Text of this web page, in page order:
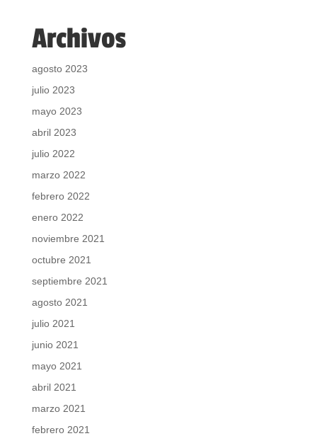
Archivos
agosto 2023
julio 2023
mayo 2023
abril 2023
julio 2022
marzo 2022
febrero 2022
enero 2022
noviembre 2021
octubre 2021
septiembre 2021
agosto 2021
julio 2021
junio 2021
mayo 2021
abril 2021
marzo 2021
febrero 2021